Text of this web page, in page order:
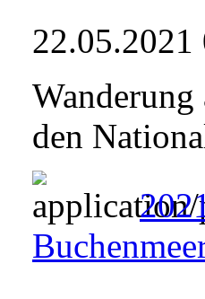
22.05.2021
den